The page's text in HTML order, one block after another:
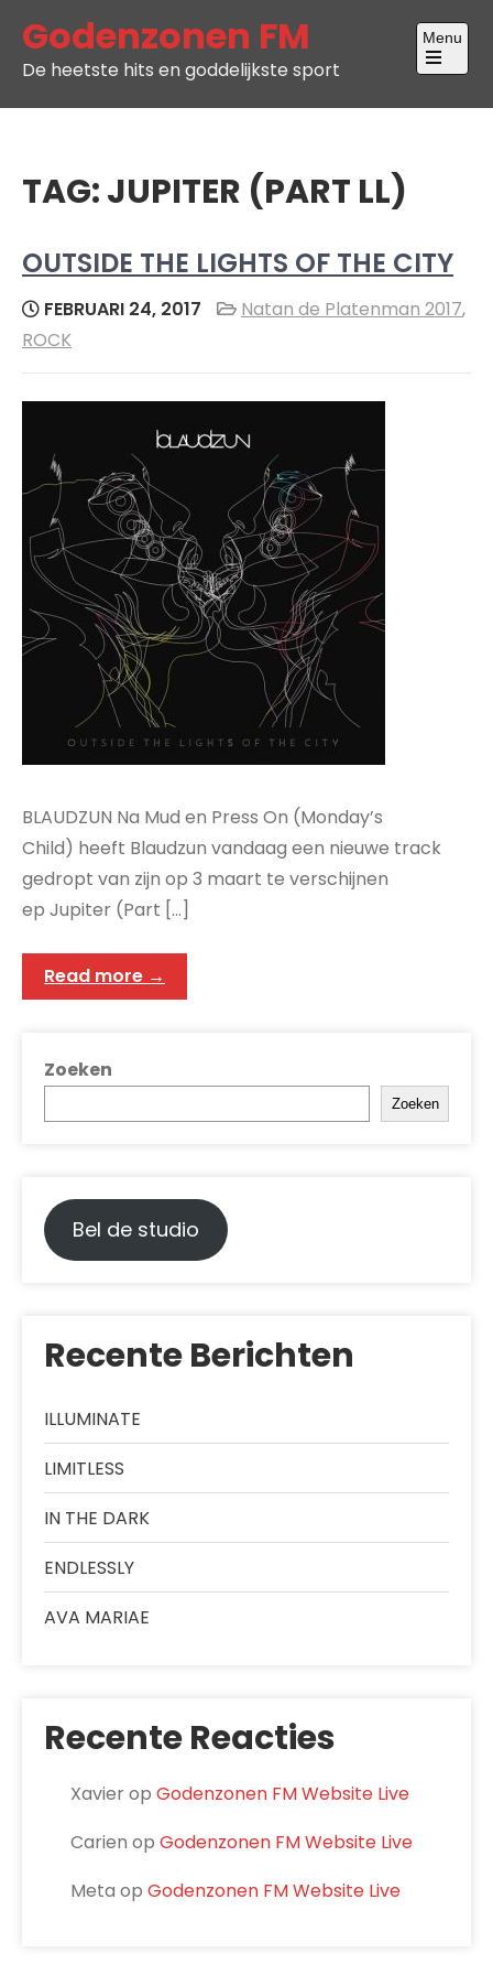
content
Godenzonen FM
De heetste hits en goddelijkste sport
Menu
Open
main
TAG:JUPITER (PART LL)
OUTSIDE THE LIGHTS OF THE CITY
FEBRUARI 24, 2017 Natan de Platenman 2017,
ROCK
BLAUDZUN Na Mud en Press On (Monday’s
Child) heeft Blaudzun vandaag een nieuwe track
gedropt van zijn op 3 maart te verschijnen
ep Jupiter (Part […]
Read more →
Zoeken
Zoeken
Bel de studio
Recente Berichten
ILLUMINATE
LIMITLESS
IN THE DARK
ENDLESSLY
AVA MARIAE
Recente Reacties
Xavierop Godenzonen FM Website Live
Carien op Godenzonen FM Website Live
Meta op Godenzonen FM Website Live